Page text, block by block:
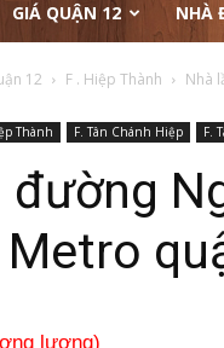
GIÁ QUẬN 12 NHÀ
12 F . Hiệp Thành Nhà
Thành F. Tân Chánh Hiệp F.
đường
lượng)